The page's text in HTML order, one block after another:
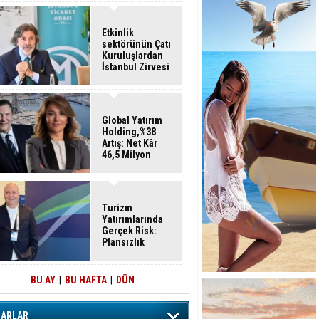
Etkinlik
sektörünün Çatı
Kuruluşlardan
İstanbul Zirvesi
Global Yatırım
Holding,%38
Artış: Net Kâr
46,5 Milyon
Turizm
Yatırımlarında
Gerçek Risk:
Plansızlık
BU AY BU HAFTA DÜN